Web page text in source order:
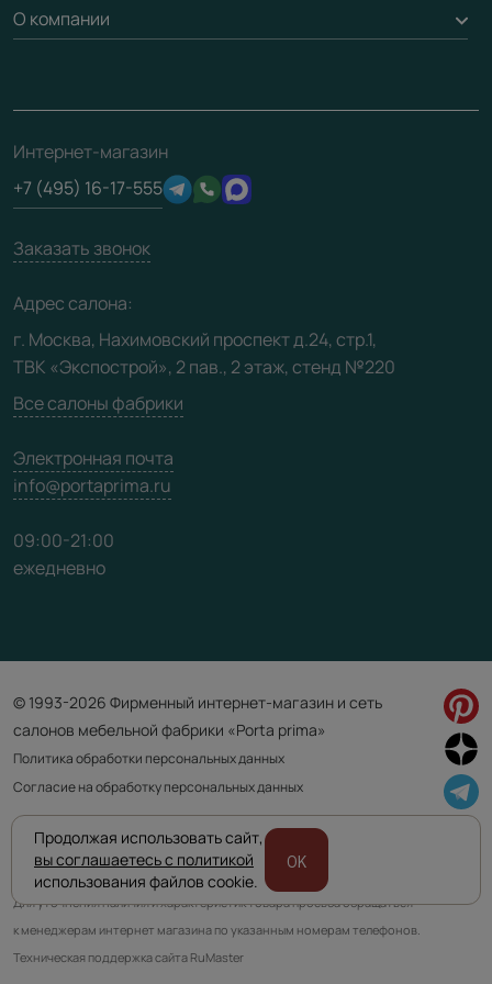
Погонаж
Вопрос-ответ
Отзывы клиентов
Техническая информация
Юридическая информация
Доставка
Дизайнерам / архитекторам
3D-модели
О компании
О фабрике
Сертификаты
Производство
Вакансии
Карта сайта
Интернет-магазин
+7 (495) 16-17-555
Заказать звонок
Адрес салона:
г. Москва, Нахимовский проспект д.24, стр.1,
ТВК «Экспострой», 2 пав., 2 этаж, стенд №220
Все салоны фабрики
Электронная почта
info@portaprima.ru
09:00-21:00
ежедневно
© 1993-2026 Фирменный интернет-магазин и сеть
салонов мебельной фабрики «Porta prima»
Политика обработки персональных данных
Согласие на обработку персональных данных
Приведенная на сайте информация не является публичной офертой
и носит информационно ознакомительный характер.
Для уточнения наличия и характеристик товара просьба обращаться
к менеджерам интернет магазина по указанным номерам телефонов.
Техническая поддержка сайта RuMaster
Продолжая использовать сайт,
вы соглашаетесь с политикой
использования файлов cookie.
OK